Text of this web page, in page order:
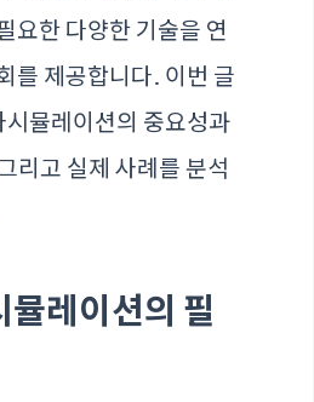
요한 다양한 기술을 연
를 제공합니다. 이번 글
뮬레이션의 중요성과
리고 실제 사례를 분석
레이션의 필